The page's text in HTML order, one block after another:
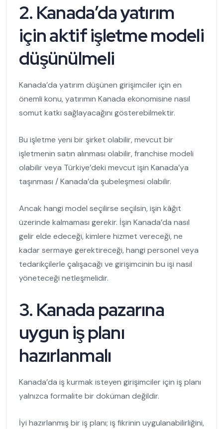
2. Kanada’da yatırım
için aktif işletme modeli
düşünülmeli
Kanada’da yatırım düşünen girişimciler için en
önemli konu, yatırımın Kanada ekonomisine nasıl
somut katkı sağlayacağını gösterebilmektir.
Bu işletme yeni bir şirket olabilir, mevcut bir
işletmenin satın alınması olabilir, franchise modeli
olabilir veya Türkiye’deki mevcut işin Kanada’ya
taşınması / Kanada’da şubeleşmesi olabilir.
Ancak hangi model seçilirse seçilsin, işin kâğıt
üzerinde kalmaması gerekir. İşin Kanada’da nasıl
gelir elde edeceği, kimlere hizmet vereceği, ne
kadar sermaye gerektireceği, hangi personel veya
tedarikçilerle çalışacağı ve girişimcinin bu işi nasıl
yöneteceği netleşmelidir.
3. Kanada pazarına
uygun iş planı
hazırlanmalı
Kanada’da iş kurmak isteyen girişimciler için iş planı
yalnızca formalite bir doküman değildir.
İyi hazırlanmış bir iş planı; iş fikrinin uygulanabilirliğini,